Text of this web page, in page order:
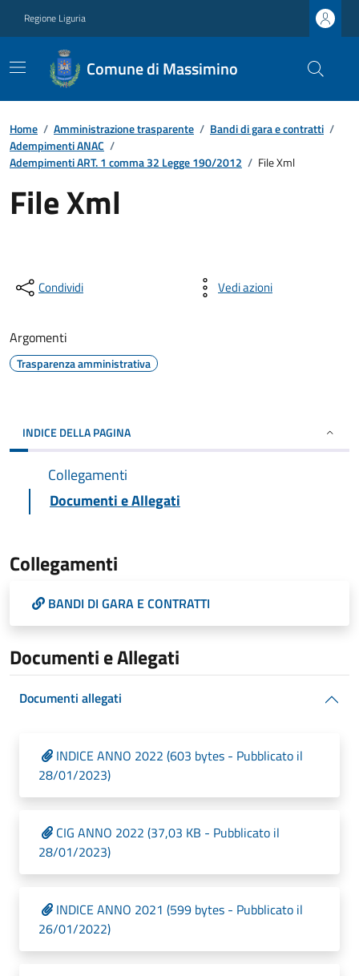
Regione Liguria
Comune di Massimino
Home / Amministrazione trasparente / Bandi di gara e contratti /
Adempimenti ANAC /
Adempimenti ART. 1 comma 32 Legge 190/2012 / File Xml
File Xml
Condividi Vedi azioni
Argomenti
Trasparenza amministrativa
INDICE DELLA PAGINA
Collegamenti
Documenti e Allegati
Collegamenti
BANDI DI GARA E CONTRATTI
Documenti e Allegati
Documenti allegati
INDICE ANNO 2022 (603 bytes - Pubblicato il
28/01/2023)
CIG ANNO 2022 (37,03 KB - Pubblicato il
28/01/2023)
INDICE ANNO 2021 (599 bytes - Pubblicato il
26/01/2022)